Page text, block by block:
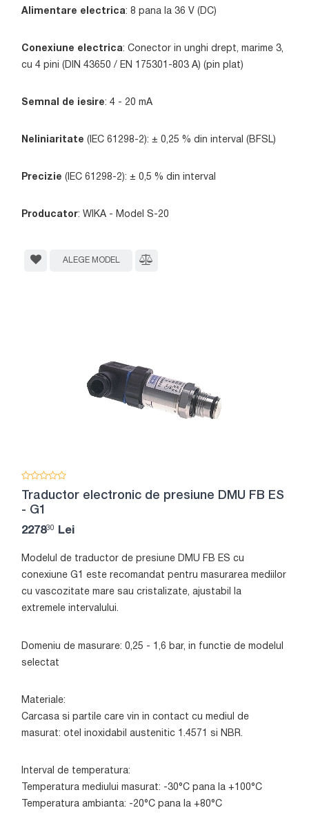
Alimentare electrica: 8 pana la 36 V (DC)
Conexiune electrica: Conector in unghi drept, marime 3,
cu 4 pini (DIN 43650 / EN 175301-803 A) (pin plat)
Semnal de iesire: 4 - 20 mA
Neliniaritate (IEC 61298-2): ± 0,25 % din interval (BFSL)
Precizie (IEC 61298-2): ± 0,5 % din interval
Producator: WIKA - Model S-20
ALEGE MODEL
Traductor electronic de presiune DMU FB ES
- G1
227830 Lei
Modelul de traductor de presiune DMU FB ES cu
conexiune G1 este recomandat pentru masurarea mediilor
cu vascozitate mare sau cristalizate, ajustabil la
extremele intervalului.
Domeniu de masurare: 0,25 - 1,6 bar, in functie de modelul
selectat
Materiale:
Carcasa si partile care vin in contact cu mediul de
masurat: otel inoxidabil austenitic 1.4571 si NBR.
Interval de temperatura:
Temperatura mediului masurat: -30°C pana la +100°C
Temperatura ambianta: -20°C pana la +80°C